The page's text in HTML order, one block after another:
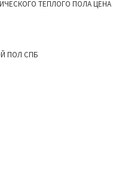
ТЕПЛОГО ПОЛА ЦЕНА
ПОЛ СПБ